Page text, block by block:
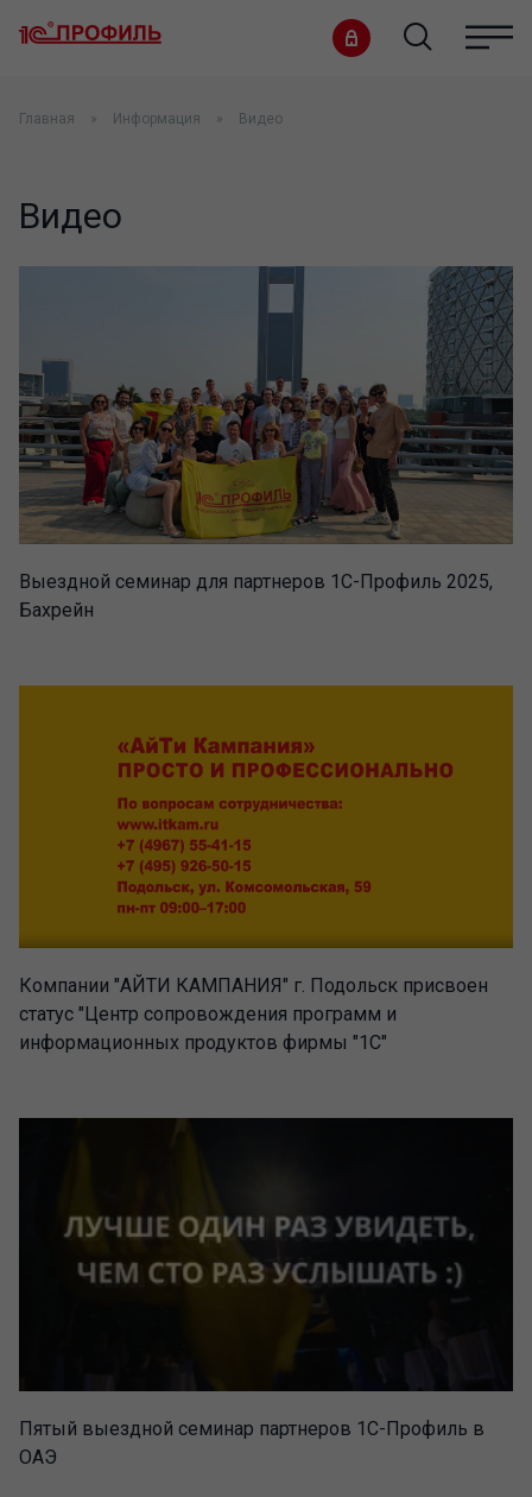
Главная Информация Видео
Видео
Выездной семинар для партнеров 1С-Профиль 2025,
Бахрейн
Компании "АЙТИ КАМПАНИЯ" г. Подольск присвоен
статус "Центр сопровождения программ и
информационных продуктов фирмы "1С"
Пятый выездной семинар партнеров 1С-Профиль в
ОАЭ